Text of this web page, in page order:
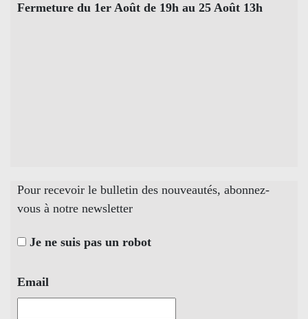
Fermeture du 1er Août de 19h au 25 Août 13h
Pour recevoir le bulletin des nouveautés, abonnez-
vous à notre newsletter
Je ne suis pas un robot
Email